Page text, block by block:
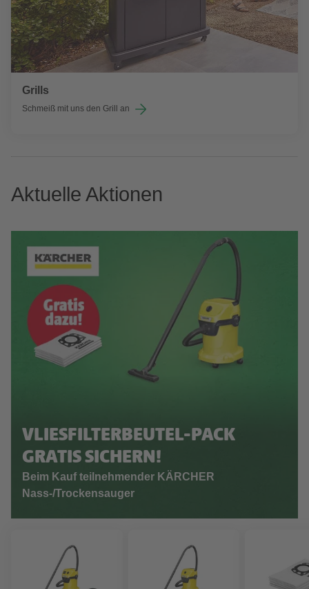
Grills
Schmeiß mit uns den Grill an
Aktuelle Aktionen
VLIESFILTERBEUTEL-PACK
GRATIS SICHERN!
Beim Kauf teilnehmender KÄRCHER
Nass-/Trockensauger